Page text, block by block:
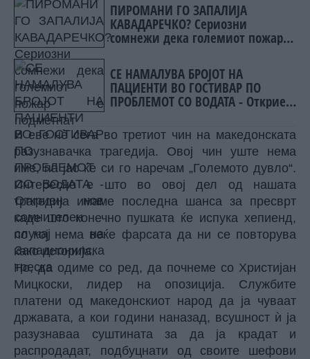
ПИРОМАНИ ГО ЗАПАЛИЈА
КАВАДАРЕЧКО? Сериозни
сомнежи дека големиот пожар е
СЕ НАМАЛУВА БРОЈОТ НА
ПАЦИЕНТИ ВО ГОСТИВАР ПО
ПРОБЛЕМОТ СО ВОДАТА - Откриен
Западнонилска треска
И еве нè сега во третиот чин на македонската
разузнавачка трагедија. Овој чин уште нема
име, па јас ќе си го наречам „Големото дувло“.
Интересно е што во овој дел од нашата
трагедија имаме последна шанса за пресврт
каде што конечно пушката ќе испука хепиенд,
по кој нема веќе фарсата да ни се повторува
како историја.
Но, да одиме со ред, да почнеме со Христијан
Мицкоски, лидер на опозиција. Службите
платени од македонскиот народ да ја чуваат
државата, а кои години наназад, всушност ѝ ја
разузнаваа суштината за да ја крадат и
распродадат, подбуцнати од своите шефови